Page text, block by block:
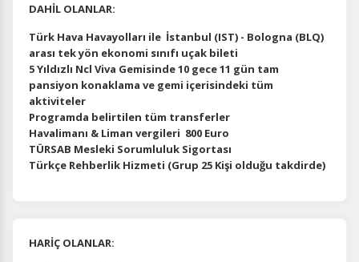
DAHİL OLANLAR:
Türk Hava Havayolları ile İstanbul (IST) - Bologna (BLQ)
arası tek yön ekonomi sınıfı uçak bileti
5 Yıldızlı Ncl Viva Gemisinde 10 gece 11 gün tam
pansiyon konaklama ve gemi içerisindeki tüm
aktiviteler
Programda belirtilen tüm transferler
Havalimanı & Liman vergileri 800 Euro
TÜRSAB Mesleki Sorumluluk Sigortası
Türkçe Rehberlik Hizmeti (Grup 25 Kişi olduğu takdirde)
HARİÇ OLANLAR: